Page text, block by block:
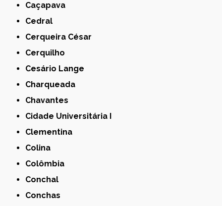
Caçapava
Cedral
Cerqueira César
Cerquilho
Cesário Lange
Charqueada
Chavantes
Cidade Universitária I
Clementina
Colina
Colômbia
Conchal
Conchas